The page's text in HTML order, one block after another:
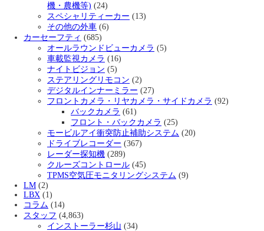
機・農機等) (24)
スペシャリティーカー (13)
その他の外車 (6)
カーセーフティ (685)
オールラウンドビューカメラ (5)
車載監視カメラ (16)
ナイトビジョン (5)
ステアリングリモコン (2)
デジタルインナーミラー (27)
フロントカメラ・リヤカメラ・サイドカメラ (92)
バックカメラ (61)
フロント・バックカメラ (25)
モービルアイ衝突防止補助システム (20)
ドライブレコーダー (367)
レーダー探知機 (289)
クルーズコントロール (45)
TPMS空気圧モニタリングシステム (9)
LM (2)
LBX (1)
コラム (14)
スタッフ (4,863)
インストーラー杉山 (34)